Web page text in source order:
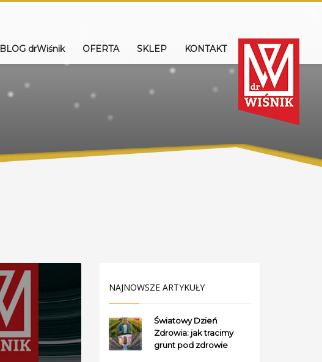
BLOG drWiśnik OFERTA SKLEP KONTAKT
NAJNOWSZE ARTYKUŁY
Światowy Dzień
Zdrowia: jak tracimy
grunt pod zdrowie